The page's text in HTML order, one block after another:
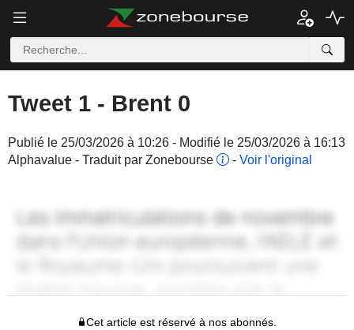
Tweet 1 - Brent 0
Publié le 25/03/2026 à 10:26 - Modifié le 25/03/2026 à 16:13
Alphavalue - Traduit par Zonebourse
- Voir l'original
Cet article est réservé à nos abonnés.